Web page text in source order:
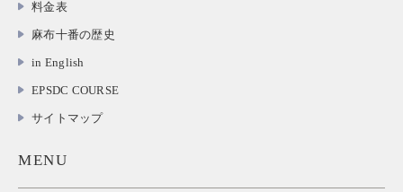
料金表
麻布十番の歴史
in English
EPSDC COURSE
サイトマップ
MENU